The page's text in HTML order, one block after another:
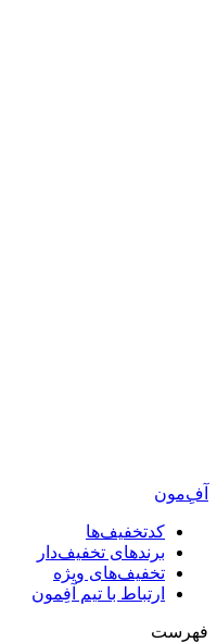
آفِ‌مون
کدتخفیف‌ها
برندهای تخفیف‌دار
تخفیف‌های ویژه
ارتباط با تیم آفِمون
فهرست